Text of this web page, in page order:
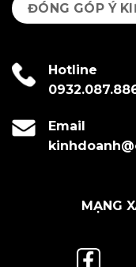
ĐÓNG GÓP Ý
Hotline
Email
MẠNG